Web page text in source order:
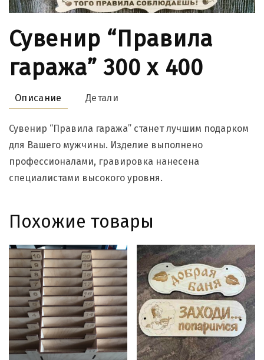
Сувенир “Правила
гаража” 300 x 400
Описание Детали
Сувенир “Правила гаража” станет лучшим подарком
для Вашего мужчины. Изделие выполнено
профессионалами, гравировка нанесена
специалистами высокого уровня.
Похожие товары